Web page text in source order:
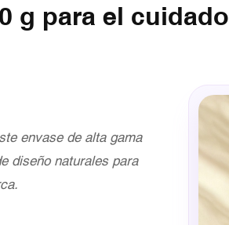
g para el
envase de alta gama
diseño naturales para